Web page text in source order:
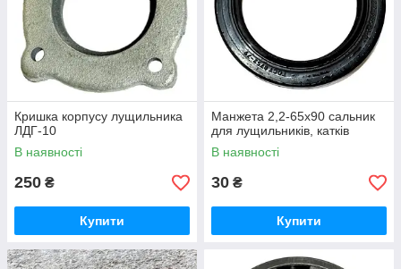
Кришка корпусу лущильника
ЛДГ-10
В наявності
250 ₴
Купити
Манжета 2,2-65х90 сальник
для лущильників, катків
В наявності
30 ₴
Купити